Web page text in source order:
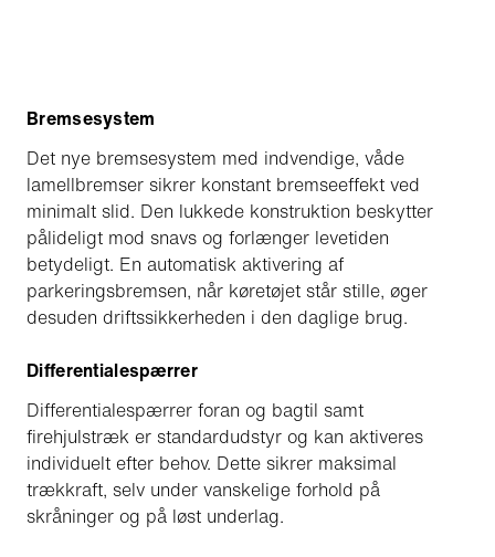
Bremsesystem
Det nye bremsesystem med indvendige, våde
lamellbremser sikrer konstant bremseeffekt ved
minimalt slid. Den lukkede konstruktion beskytter
pålideligt mod snavs og forlænger levetiden
betydeligt. En automatisk aktivering af
parkeringsbremsen, når køretøjet står stille, øger
desuden driftssikkerheden i den daglige brug.
Differentialespærrer
Differentialespærrer foran og bagtil samt
firehjulstræk er standardudstyr og kan aktiveres
individuelt efter behov. Dette sikrer maksimal
trækkraft, selv under vanskelige forhold på
skråninger og på løst underlag.